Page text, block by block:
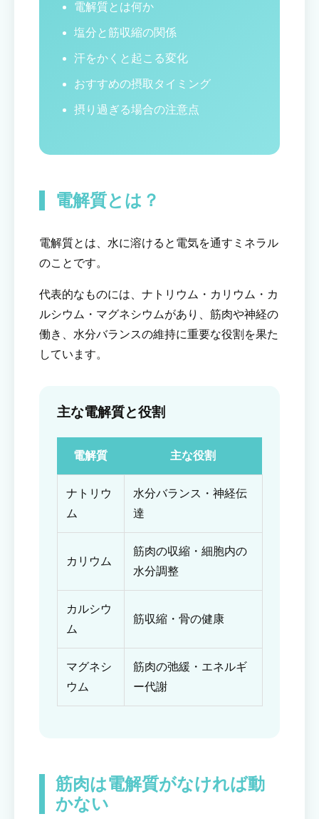
電解質とは何か
塩分と筋収縮の関係
汗をかくと起こる変化
おすすめの摂取タイミング
摂り過ぎる場合の注意点
電解質とは？
電解質とは、水に溶けると電気を通すミネラル
のことです。
代表的なものには、ナトリウム・カリウム・カ
ルシウム・マグネシウムがあり、筋肉や神経の
働き、水分バランスの維持に重要な役割を果た
しています。
主な電解質と役割
電解質 主な役割
ナトリウ
ム
水分バランス・神経伝
達
カリウム
筋肉の収縮・細胞内の
水分調整
カルシウ
ム
筋収縮・骨の健康
マグネシ
ウム
筋肉の弛緩・エネルギ
ー代謝
筋肉は電解質がなければ動
かない